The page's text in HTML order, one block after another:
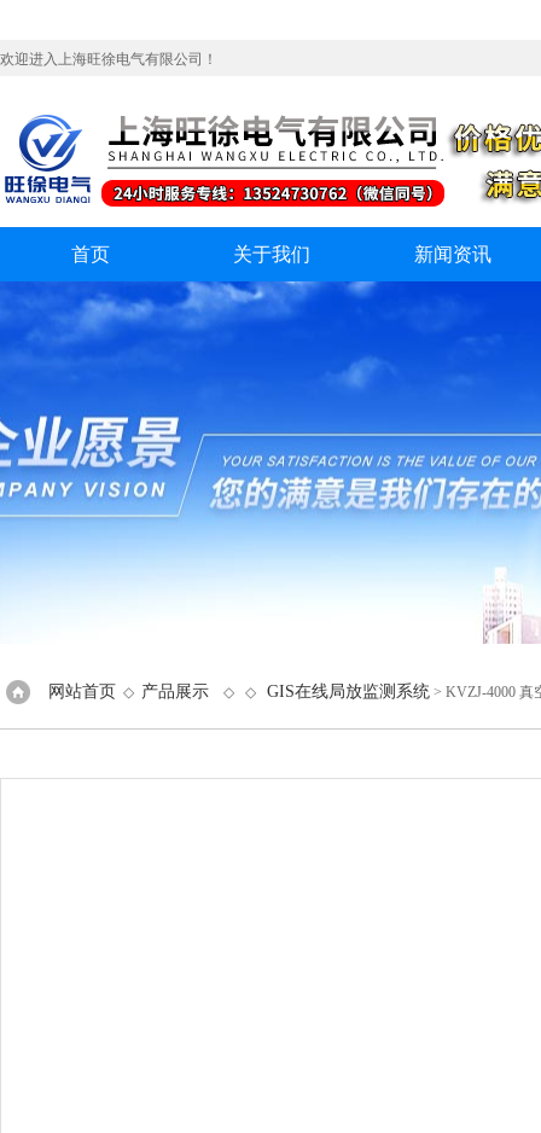
欢迎进入上海旺徐电气有限公司！
首页 关于我们 新闻资讯
网站首页 ◇ 产品展示 ◇ ◇ GIS在线局放监测系统 > KVZJ-4000 真